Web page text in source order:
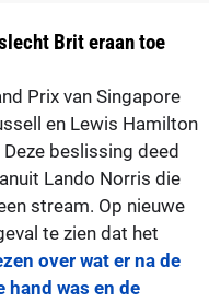
Brit eraan toe
Prix van Singapore
en Lewis Hamilton
beslissing deed
Lando Norris die
stream. Op nieuwe
te zien dat het
over wat er na de
hand was en de